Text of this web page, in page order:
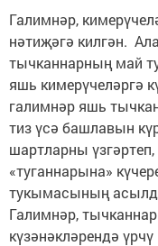
Галимнәр,
нәтиҗәгә килгән.
тычканнарның май
яшь кимерүчеләргә
галимнәр яшь
тиз үсә башлавын
шартларны
«туганнарына»
тукымасының
Галимнәр,
күзәнәкләрендә